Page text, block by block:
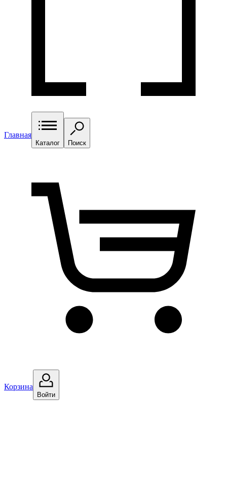
Главная
Каталог Поиск
Корзина
Войти